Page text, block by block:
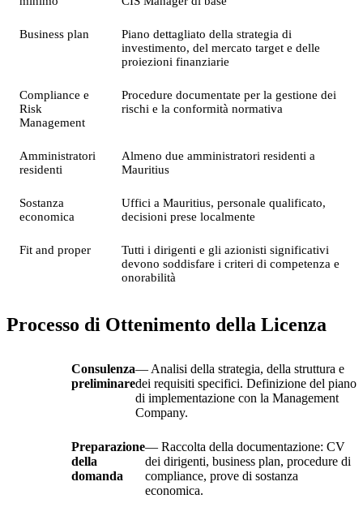
Business plan
Piano dettagliato della strategia di
investimento, del mercato target e delle
proiezioni finanziarie
Compliance e
Risk
Management
Procedure documentate per la gestione dei
rischi e la conformità normativa
Amministratori
residenti
Almeno due amministratori residenti a
Mauritius
Sostanza
economica
Uffici a Mauritius, personale qualificato,
decisioni prese localmente
Fit and proper
Tutti i dirigenti e gli azionisti significativi
devono soddisfare i criteri di competenza e
onorabilità
Processo di Ottenimento della Licenza
Consulenza
preliminare
— Analisi della strategia, della struttura e
dei requisiti specifici. Definizione del piano
di implementazione con la Management
Company.
Preparazione
della
domanda
— Raccolta della documentazione: CV
dei dirigenti, business plan, procedure di
compliance, prove di sostanza
economica.